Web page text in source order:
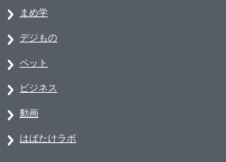
まめ学
デジもの
ペット
ビジネス
動画
はばたけラボ